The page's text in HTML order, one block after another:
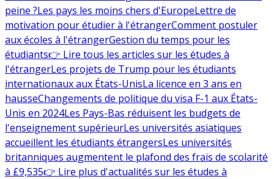
peine ?Les pays les moins chers d'EuropeLettre de
motivation pour étudier à l'étrangerComment postuler
aux écoles à l'étrangerGestion du temps pour les
étudiants👉 Lire tous les articles sur les études à
l'étrangerLes projets de Trump pour les étudiants
internationaux aux États-UnisLa licence en 3 ans en
hausseChangements de politique du visa F-1 aux États-
Unis en 2024Les Pays-Bas réduisent les budgets de
l'enseignement supérieurLes universités asiatiques
accueillent les étudiants étrangersLes universités
britanniques augmentent le plafond des frais de scolarité
à £9,535👉 Lire plus d'actualités sur les études à